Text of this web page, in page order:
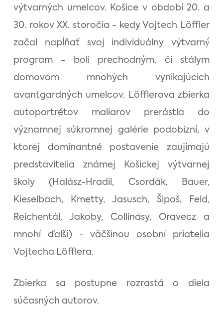
výtvarných umelcov. Košice v období 20. a
30. rokov XX. storočia - kedy Vojtech Löffler
začal napĺňať svoj individuálny výtvarný́
program - boli prechodným, či stálym
domovom mnohých vynikajúcich
avantgardných umelcov. Löfflerova zbierka
autoportrétov maliarov prerástla do
významnej súkromnej galérie podobizní, v
ktorej dominantné postavenie zaujímajú
predstavitelia známej Košickej výtvarnej
školy (Halász-Hradil, Csordák, Bauer,
Kieselbach, Kmetty, Jasusch, Šipoš, Feld,
Reichentál, Jakoby, Collinásy, Oravecz a
mnohí ďalší) - väčšinou osobní priatelia
Vojtecha Löfflera.
Zbierka sa postupne rozrastá o diela
súčasných autorov.